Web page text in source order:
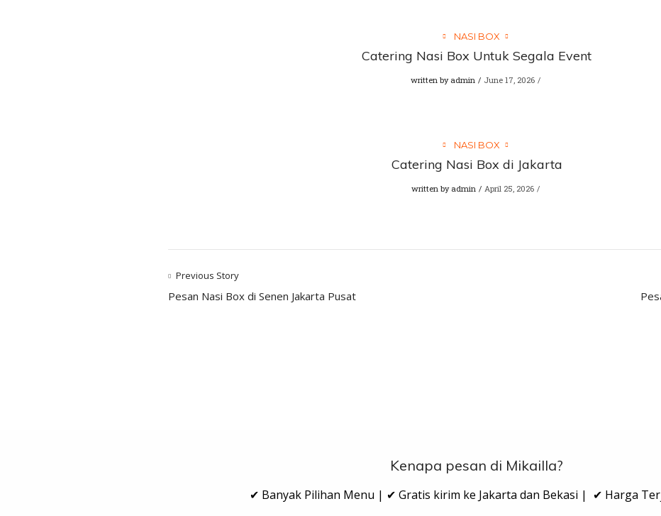
NASI BOX
Catering Nasi Box Untuk Segala Event
written by admin June 17, 2026
NASI BOX
Catering Nasi Box di Jakarta
written by admin April 25, 2026
Previous Story
Pesan Nasi Box di Senen Jakarta Pusat
Kenapa pesan di Mikailla?
✔ Banyak Pilihan Menu | ✔ Gratis kirim ke Jakarta dan Bekasi | ✔ Harga